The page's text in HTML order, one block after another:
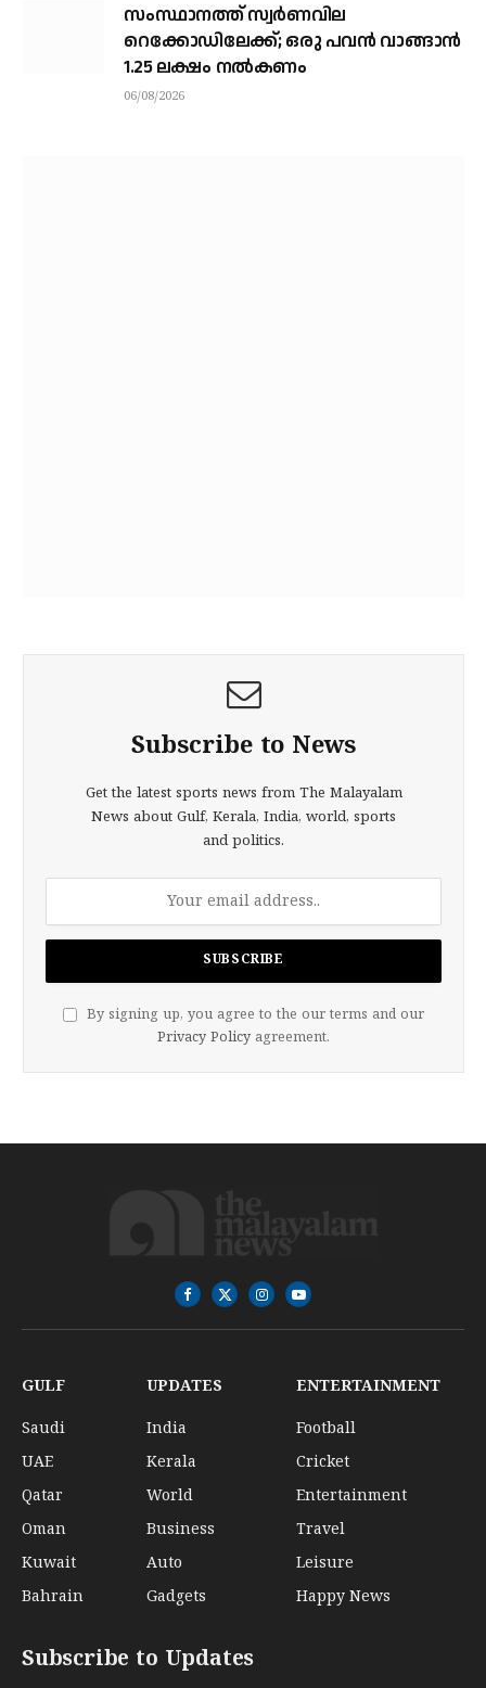
സംസ്ഥാനത്ത് സ്വര്‍ണവില
റെക്കോഡിലേക്ക്; ഒരു പവന്‍ വാങ്ങാന്‍
1.25 ലക്ഷം നല്‍കണം
06/08/2026
Subscribe to News
Get the latest sports news from The Malayalam
News about Gulf, Kerala, India, world, sports
and politics.
By signing up, you agree to the our terms and our
Privacy Policy agreement.
Facebook
X
(Twitter)
InstagramYouTube
GULF
Saudi
UAE
Qatar
Oman
Kuwait
Bahrain
UPDATES
India
Kerala
World
Business
Auto
Gadgets
ENTERTAINMENT
Football
Cricket
Entertainment
Travel
Leisure
Happy News
Subscribe to Updates